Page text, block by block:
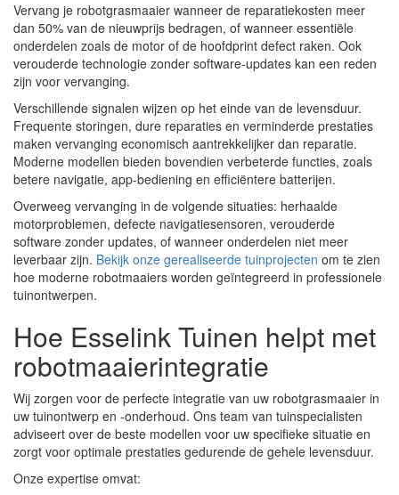
Vervang je robotgrasmaaier wanneer de reparatiekosten meer
dan 50% van de nieuwprijs bedragen, of wanneer essentiële
onderdelen zoals de motor of de hoofdprint defect raken. Ook
verouderde technologie zonder software-updates kan een reden
zijn voor vervanging.
Verschillende signalen wijzen op het einde van de levensduur.
Frequente storingen, dure reparaties en verminderde prestaties
maken vervanging economisch aantrekkelijker dan reparatie.
Moderne modellen bieden bovendien verbeterde functies, zoals
betere navigatie, app-bediening en efficiëntere batterijen.
Overweeg vervanging in de volgende situaties: herhaalde
motorproblemen, defecte navigatiesensoren, verouderde
software zonder updates, of wanneer onderdelen niet meer
leverbaar zijn. Bekijk onze gerealiseerde tuinprojecten om te zien
hoe moderne robotmaaiers worden geïntegreerd in professionele
tuinontwerpen.
Hoe Esselink Tuinen helpt met
robotmaaierintegratie
Wij zorgen voor de perfecte integratie van uw robotgrasmaaier in
uw tuinontwerp en -onderhoud. Ons team van tuinspecialisten
adviseert over de beste modellen voor uw specifieke situatie en
zorgt voor optimale prestaties gedurende de gehele levensduur.
Onze expertise omvat: